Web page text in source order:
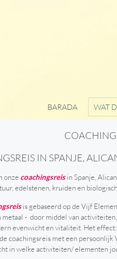
BARADA WAT
IN SPANJE,
onze coachingsreisin Spanje,
edelstenen, kruiden en
is gebaseerd op de Vijf
metaal - door middel van
evenwicht en vitaliteit. Het
coachingsreis met een
in welke activiteiten/ elementen